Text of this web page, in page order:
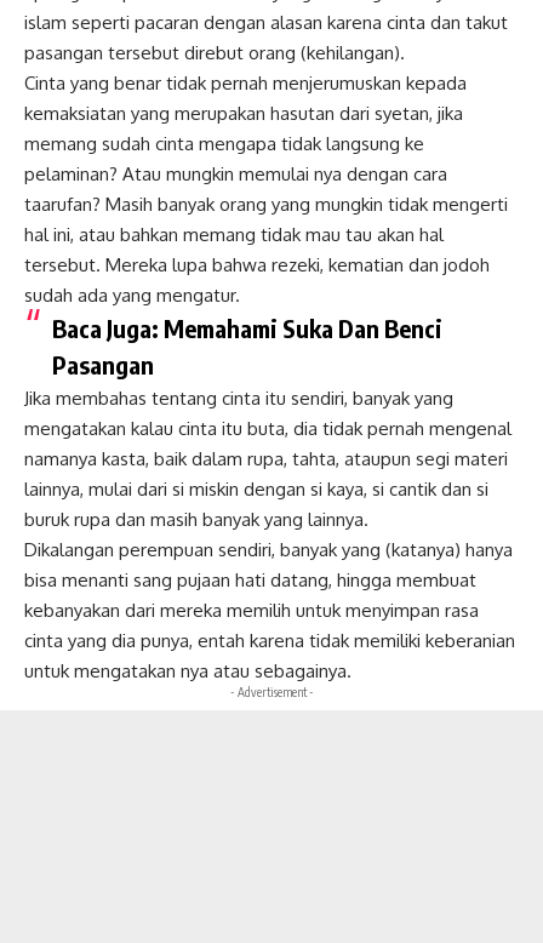
islam seperti pacaran dengan alasan karena cinta dan takut
pasangan tersebut direbut orang (kehilangan).
Cinta yang benar tidak pernah menjerumuskan kepada
kemaksiatan yang merupakan hasutan dari syetan, jika
memang sudah cinta mengapa tidak langsung ke
pelaminan? Atau mungkin memulai nya dengan cara
taarufan? Masih banyak orang yang mungkin tidak mengerti
hal ini, atau bahkan memang tidak mau tau akan hal
tersebut. Mereka lupa bahwa rezeki, kematian dan jodoh
sudah ada yang mengatur.
Baca Juga: Memahami Suka Dan Benci
Pasangan
Jika membahas tentang cinta itu sendiri, banyak yang
mengatakan kalau cinta itu buta, dia tidak pernah mengenal
namanya kasta, baik dalam rupa, tahta, ataupun segi materi
lainnya, mulai dari si miskin dengan si kaya, si cantik dan si
buruk rupa dan masih banyak yang lainnya.
Dikalangan perempuan sendiri, banyak yang (katanya) hanya
bisa menanti sang pujaan hati datang, hingga membuat
kebanyakan dari mereka memilih untuk menyimpan rasa
cinta yang dia punya, entah karena tidak memiliki keberanian
untuk mengatakan nya atau sebagainya.
- Advertisement -